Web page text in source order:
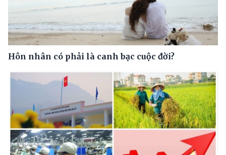
Hôn nhân có phải là canh bạc cuộc đời?